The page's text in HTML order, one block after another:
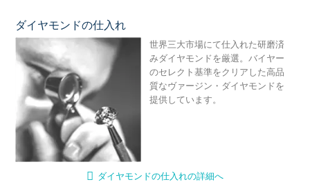
ダイヤモンドの仕入れ
世界三大市場にて仕入れた研磨済
みダイヤモンドを厳選。バイヤー
のセレクト基準をクリアした高品
質なヴァージン・ダイヤモンドを
提供しています。
ダイヤモンドの仕入れの詳細へ